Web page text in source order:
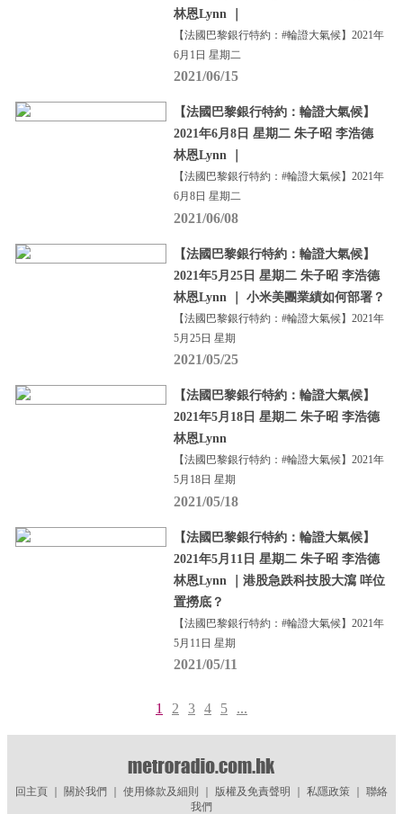
林恩Lynn ｜
【法國巴黎銀行特約：#輪證大氣候】2021年
6月1日 星期二
2021/06/15
【法國巴黎銀行特約：輪證大氣候】
2021年6月8日 星期二 朱子昭 李浩德
林恩Lynn ｜
【法國巴黎銀行特約：#輪證大氣候】2021年
6月8日 星期二
2021/06/08
【法國巴黎銀行特約：輪證大氣候】
2021年5月25日 星期二 朱子昭 李浩德
林恩Lynn ｜ 小米美團業績如何部署？
【法國巴黎銀行特約：#輪證大氣候】2021年
5月25日 星期
2021/05/25
【法國巴黎銀行特約：輪證大氣候】
2021年5月18日 星期二 朱子昭 李浩德
林恩Lynn
【法國巴黎銀行特約：#輪證大氣候】2021年
5月18日 星期
2021/05/18
【法國巴黎銀行特約：輪證大氣候】
2021年5月11日 星期二 朱子昭 李浩德
林恩Lynn ｜港股急跌科技股大瀉 咩位
置撈底？
【法國巴黎銀行特約：#輪證大氣候】2021年
5月11日 星期
2021/05/11
1 2 3 4 5 ...
回主頁｜ 關於我們 使用條款及細則 版權及免責聲明 私隱政策｜ 聯絡
我們